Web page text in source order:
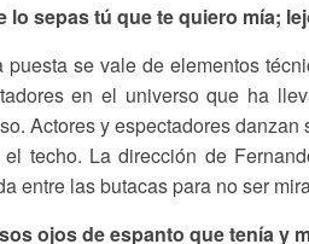
lo sepas tú que te quiero mía;
se vale de elementos
en el universo que ha
Actores y espectadores
techo. La dirección de
entre las butacas para no ser
ojos de espanto que tenía y